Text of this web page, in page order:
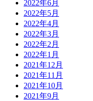
2022年6月
2022年5月
2022年4月
2022年3月
2022年2月
2022年1月
2021年12月
2021年11月
2021年10月
2021年9月